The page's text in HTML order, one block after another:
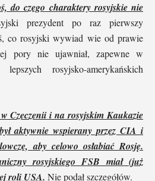
do czego charaktery rosyjskie nie
prezydent po raz pierwszy
co rosyjski wywiad wie od prawie
pory nie ujawniał, zapewne w
rosyjsko-amerykańskich
Czeczenii i na rosyjskim Kaukazie
aktywnie wspierany przez CIA i
aby celowo osłabiać Rosję.
rosyjskiego FSB miał (już
roli USA. Nie podał szczegółów.